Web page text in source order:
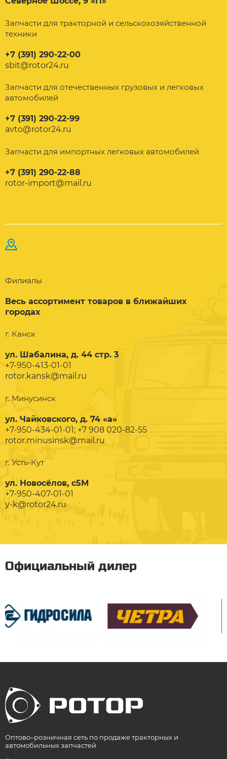
Запчасти для тракторной и сельскохозяйственной
техники
+7 (391) 290-22-00
sbit@rotor24.ru
Запчасти для отечественных грузовых и легковых
автомобилей
+7 (391) 290-22-99
avto@rotor24.ru
Запчасти для импортных легковых автомобилей
+7 (391) 290-22-88
rotor-import@mail.ru
Филиалы
Весь ассортимент товаров в ближайших
городах
г. Канск
ул. Шабалина, д. 44 стр. 3
+7-950-413-01-01
rotor.kansk@mail.ru
г. Минусинск
ул. Чайковского, д. 74 «а»
+7-950-434-01-01; +7 908 020-82-55
rotor.minusinsk@mail.ru
г. Усть-Кут
ул. Новосёлов, с5М
+7-950-407-01-01
y-k@rotor24.ru
Официальный дилер
Оптово–розничная сеть по продаже тракторных и
автомобильных запчастей